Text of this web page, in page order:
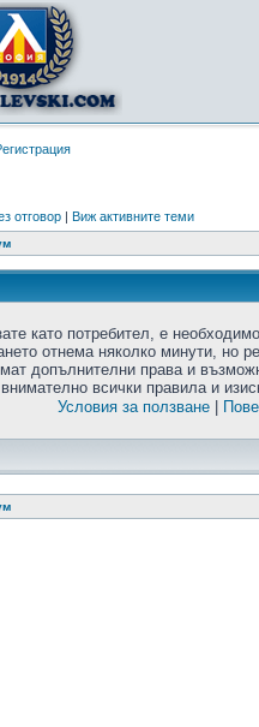
отговор | Виж активните теми
като потребител, е
отнема няколко минути, но
допълнителни права и
всички правила и
Условия за ползване|